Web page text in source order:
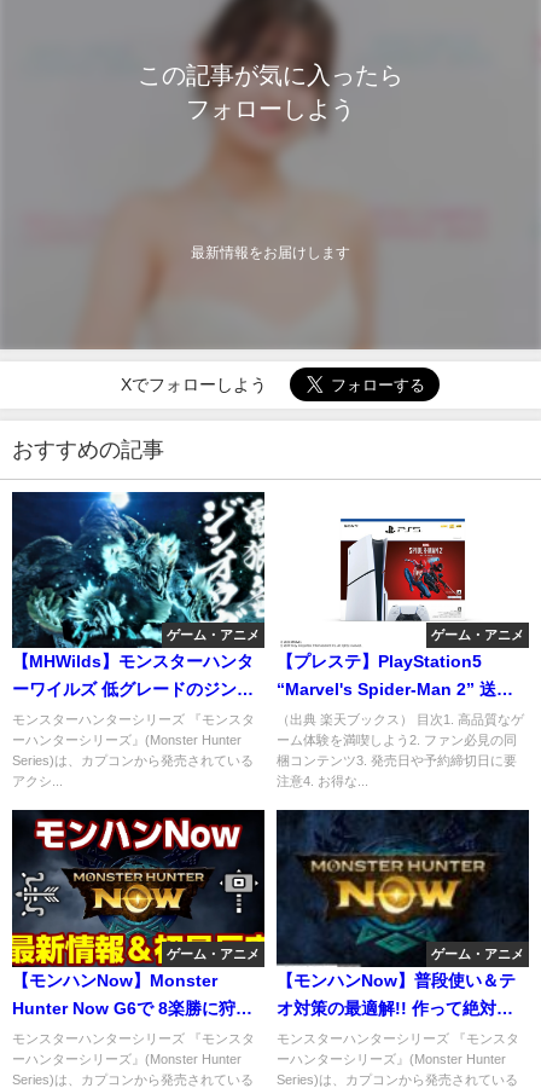
この記事が気に入ったら
フォローしよう
最新情報をお届けします
Xでフォローしよう
おすすめの記事
ゲーム・アニメ
【MHWilds】モンスターハンタ
ーワイルズ 低グレードのジンオ
ウガでリオレウス
モンスターハンターシリーズ 『モンスタ
ーハンターシリーズ』(Monster Hunter
Series)は、カプコンから発売されている
アクシ...
ゲーム・アニメ
【プレステ】PlayStation5
“Marvel's Spider-Man 2” 送料
無料
（出典 楽天ブックス） 目次1. 高品質なゲ
ーム体験を満喫しよう2. ファン必見の同
梱コンテンツ3. 発売日や予約締切日に要
注意4. お得な...
ゲーム・アニメ
【モンハンNow】Monster
Hunter Now G6で 8楽勝に狩れ
るジュラ弓が超ヤバい！
モンスターハンターシリーズ 『モンスタ
ーハンターシリーズ』(Monster Hunter
Series)は、カプコンから発売されている
ゲーム・アニメ
【モンハンNow】普段使い＆テ
オ対策の最適解!! 作って絶対に
後悔しない『とっておきの水属
性武器
モンスターハンターシリーズ 『モンスタ
ーハンターシリーズ』(Monster Hunter
Series)は、カプコンから発売されている